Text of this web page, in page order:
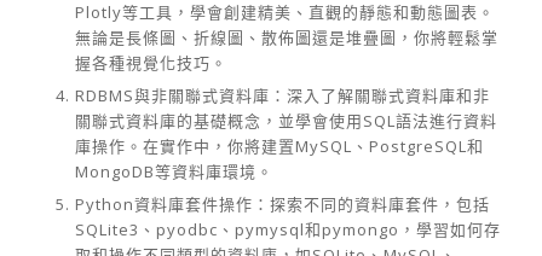
Plotly等工具，學會創建精美、直觀的靜態和動態圖表。
無論是長條圖、折線圖、散佈圖還是堆疊圖，你將輕鬆掌
握各種視覺化技巧。
RDBMS與非關聯式資料庫：深入了解關聯式資料庫和非
關聯式資料庫的基礎概念，並學會使用SQL語法進行資料
庫操作。在實作中，你將建置MySQL、PostgreSQL和
MongoDB等資料庫環境。
Python資料庫套件操作：探索不同的資料庫套件，包括
SQLite3、pyodbc、pymysql和pymongo，學習如何存